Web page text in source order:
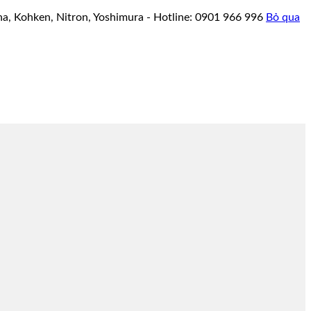
Kohken, Nitron, Yoshimura - Hotline: 0901 966 996 Bỏ qua